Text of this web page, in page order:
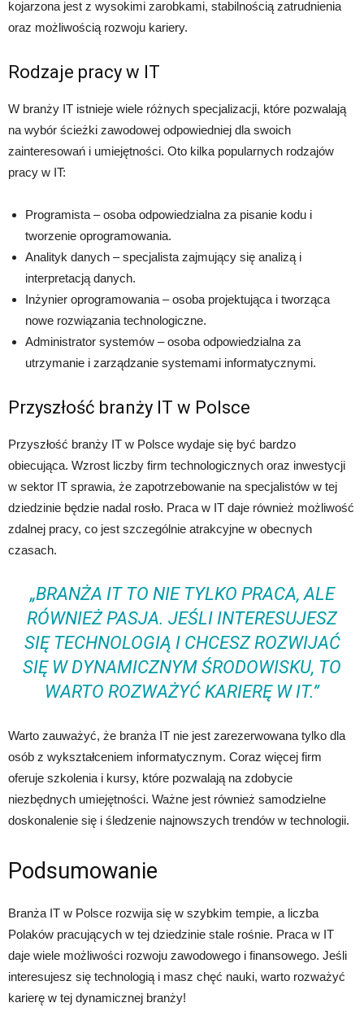
kojarzona jest z wysokimi zarobkami, stabilnością zatrudnienia
oraz możliwością rozwoju kariery.
Rodzaje pracy w IT
W branży IT istnieje wiele różnych specjalizacji, które pozwalają
na wybór ścieżki zawodowej odpowiedniej dla swoich
zainteresowań i umiejętności. Oto kilka popularnych rodzajów
pracy w IT:
Programista – osoba odpowiedzialna za pisanie kodu i
tworzenie oprogramowania.
Analityk danych – specjalista zajmujący się analizą i
interpretacją danych.
Inżynier oprogramowania – osoba projektująca i tworząca
nowe rozwiązania technologiczne.
Administrator systemów – osoba odpowiedzialna za
utrzymanie i zarządzanie systemami informatycznymi.
Przyszłość branży IT w Polsce
Przyszłość branży IT w Polsce wydaje się być bardzo
obiecująca. Wzrost liczby firm technologicznych oraz inwestycji
w sektor IT sprawia, że zapotrzebowanie na specjalistów w tej
dziedzinie będzie nadal rosło. Praca w IT daje również możliwość
zdalnej pracy, co jest szczególnie atrakcyjne w obecnych
czasach.
„BRANŻA IT TO NIE TYLKO PRACA, ALE
RÓWNIEŻ PASJA. JEŚLI INTERESUJESZ
SIĘ TECHNOLOGIĄ I CHCESZ ROZWIJAĆ
SIĘ W DYNAMICZNYM ŚRODOWISKU, TO
WARTO ROZWAŻYĆ KARIERĘ W IT.”
Warto zauważyć, że branża IT nie jest zarezerwowana tylko dla
osób z wykształceniem informatycznym. Coraz więcej firm
oferuje szkolenia i kursy, które pozwalają na zdobycie
niezbędnych umiejętności. Ważne jest również samodzielne
doskonalenie się i śledzenie najnowszych trendów w technologii.
Podsumowanie
Branża IT w Polsce rozwija się w szybkim tempie, a liczba
Polaków pracujących w tej dziedzinie stale rośnie. Praca w IT
daje wiele możliwości rozwoju zawodowego i finansowego. Jeśli
interesujesz się technologią i masz chęć nauki, warto rozważyć
karierę w tej dynamicznej branży!